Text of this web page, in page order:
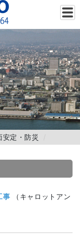
安定・防災
事 （キャロットアン